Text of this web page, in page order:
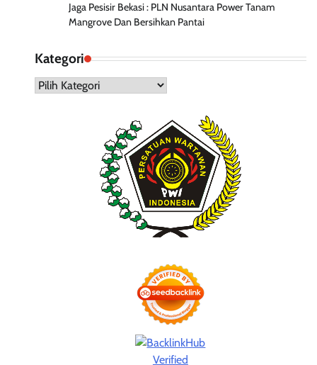
Jaga Pesisir Bekasi : PLN Nusantara Power Tanam
Mangrove Dan Bersihkan Pantai
Kategori
Kategori